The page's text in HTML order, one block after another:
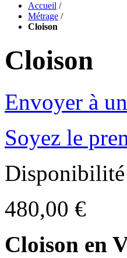
Accueil /
Métrage /
Cloison
Cloison
Envoyer à
Soyez le
480,00 €
Cloison en